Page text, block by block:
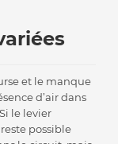
et le manque
d’air dans
le levier
possible